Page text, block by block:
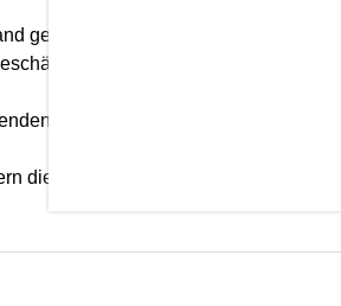
geprüft um evtl. unberechtigten
Kolben u. Kolbenringe
um Beschädigungen der Kolben
dienen nur zu Vergleichszwecken.